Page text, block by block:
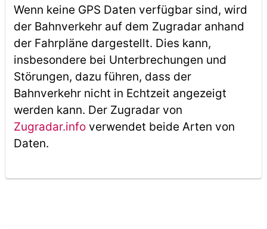
Wenn keine GPS Daten verfügbar sind, wird
der Bahnverkehr auf dem Zugradar anhand
der Fahrpläne dargestellt. Dies kann,
insbesondere bei Unterbrechungen und
Störungen, dazu führen, dass der
Bahnverkehr nicht in Echtzeit angezeigt
werden kann. Der Zugradar von
Zugradar.infoverwendet beide Arten von
Daten.